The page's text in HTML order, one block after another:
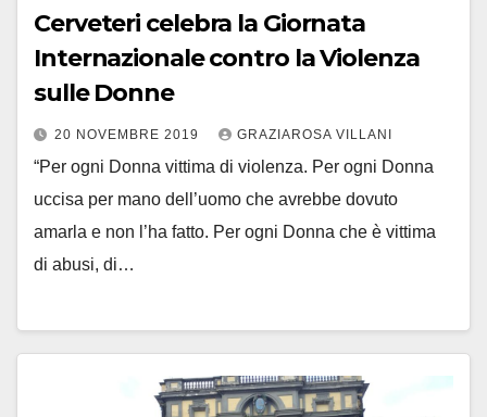
Cerveteri celebra la Giornata
Internazionale contro la Violenza
sulle Donne
20 NOVEMBRE 2019 GRAZIAROSA VILLANI
“Per ogni Donna vittima di violenza. Per ogni Donna
uccisa per mano dell’uomo che avrebbe dovuto
amarla e non l’ha fatto. Per ogni Donna che è vittima
di abusi, di…